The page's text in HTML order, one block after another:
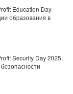
Education Day
образования в
Security Day 2025,